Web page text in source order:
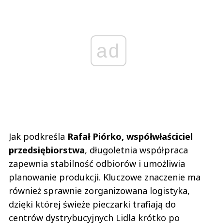
ad
Jak podkreśla Rafał Piórko, współwłaściciel
przedsiębiorstwa, długoletnia współpraca
zapewnia stabilność odbiorów i umożliwia
planowanie produkcji. Kluczowe znaczenie ma
również sprawnie zorganizowana logistyka,
dzięki której świeże pieczarki trafiają do
centrów dystrybucyjnych Lidla krótko po